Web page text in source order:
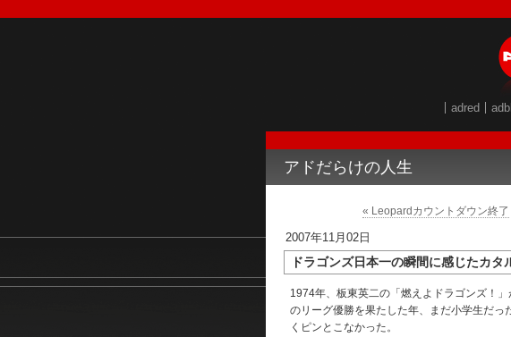
adred
アドだらけの人生
« Leopardカウントダウン終了
2007年11月02日
ドラゴンズ日本一の瞬間に感じたカタ
1974年、板東英二の「燃えよドラゴンズ！
のリーグ優勝を果たした年、まだ小学生だ
くピンとこなかった。